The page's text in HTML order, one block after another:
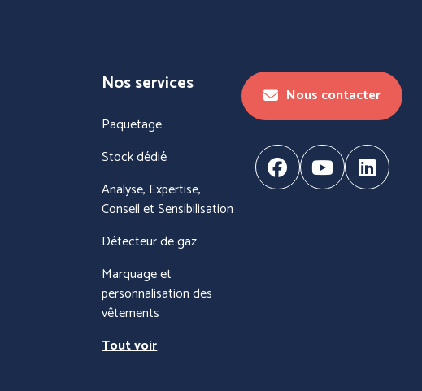
HYGIENE
Nos services
Paquetage
Stock dédié
Analyse, Expertise,
Conseil et Sensibilisation
Détecteur de gaz
Marquage et
personnalisation des
vêtements
Tout voir
Nous contacter